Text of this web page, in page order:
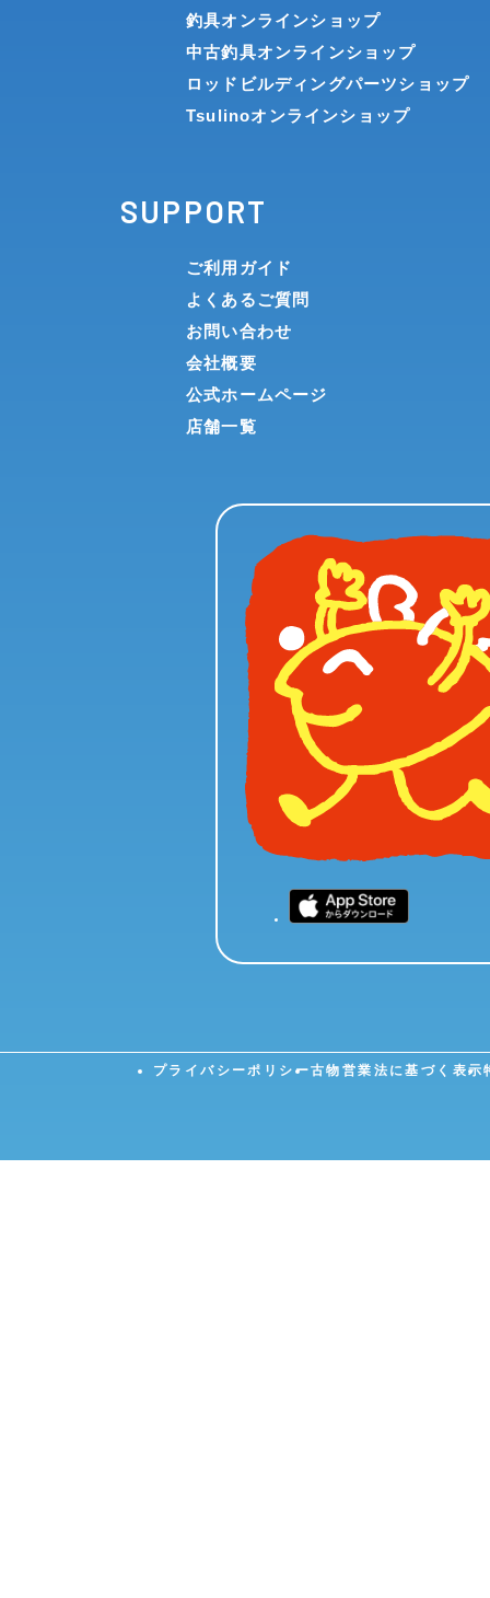
釣具オンラインショップ
中古釣具オンラインショップ
ロッドビルディングパーツショップ
Tsulinoオンラインショップ
SUPPORT
ご利用ガイド
よくあるご質問
お問い合わせ
会社概要
公式ホームページ
店舗一覧
プライバシーポリシー古物営業法に基づく表示